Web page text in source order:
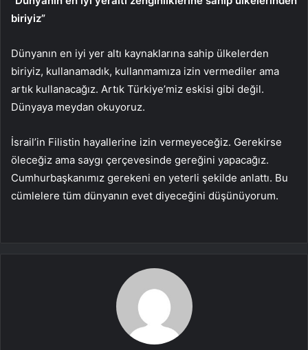
biriyiz”
Dünyanın en iyi yer altı kaynaklarına sahip ülkelerden
biriyiz, kullanamadık, kullanmamıza izin vermediler ama
artık kullanacağız. Artık Türkiye’miz eskisi gibi değil.
Dünyaya meydan okuyoruz.
İsrail’in Filistin hayallerine izin vermeyeceğiz. Gerekirse
öleceğiz ama saygı çerçevesinde gereğini yapacağız.
Cumhurbaşkanımız gerekeni en yeterli şekilde anlattı. Bu
cümlelere tüm dünyanın evet diyeceğini düşünüyorum.